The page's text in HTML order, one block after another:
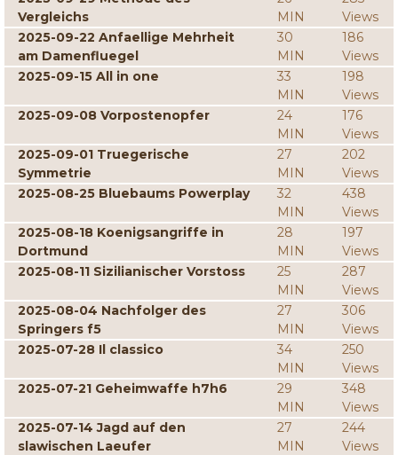
Vergleichs
MIN
Views
2025-09-22 Anfaellige Mehrheit
am Damenfluegel
30
MIN
186
Views
2025-09-15 All in one
33
MIN
198
Views
2025-09-08 Vorpostenopfer
24
MIN
176
Views
2025-09-01 Truegerische
Symmetrie
27
MIN
202
Views
2025-08-25 Bluebaums Powerplay
32
MIN
438
Views
2025-08-18 Koenigsangriffe in
Dortmund
28
MIN
197
Views
2025-08-11 Sizilianischer Vorstoss
25
MIN
287
Views
2025-08-04 Nachfolger des
Springers f5
27
MIN
306
Views
2025-07-28 Il classico
34
MIN
250
Views
2025-07-21 Geheimwaffe h7h6
29
MIN
348
Views
2025-07-14 Jagd auf den
slawischen Laeufer
27
MIN
244
Views